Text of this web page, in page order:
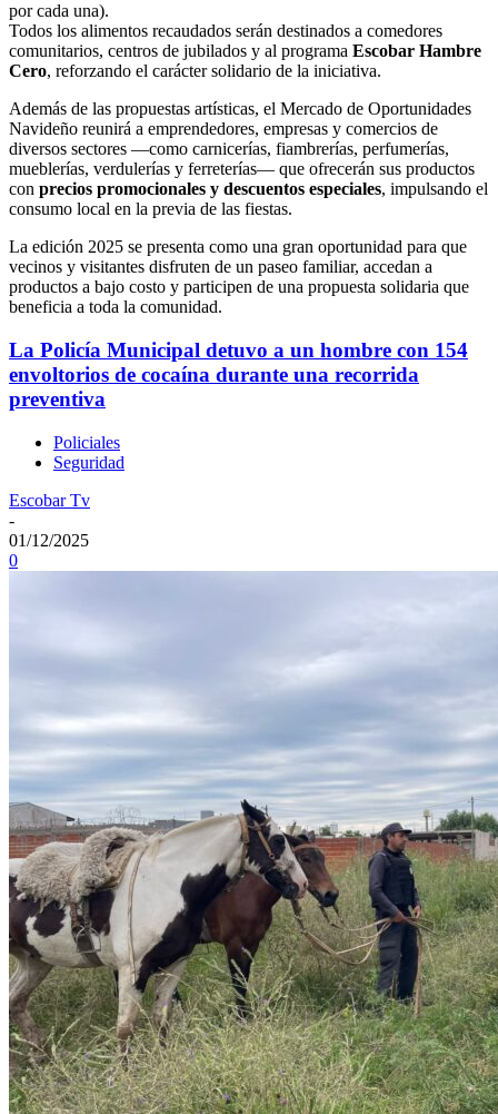
por cada una).
Todos los alimentos recaudados serán destinados a comedores
comunitarios, centros de jubilados y al programa Escobar Hambre
Cero, reforzando el carácter solidario de la iniciativa.
Además de las propuestas artísticas, el Mercado de Oportunidades
Navideño reunirá a emprendedores, empresas y comercios de
diversos sectores —como carnicerías, fiambrerías, perfumerías,
mueblerías, verdulerías y ferreterías— que ofrecerán sus productos
con precios promocionales y descuentos especiales, impulsando el
consumo local en la previa de las fiestas.
La edición 2025 se presenta como una gran oportunidad para que
vecinos y visitantes disfruten de un paseo familiar, accedan a
productos a bajo costo y participen de una propuesta solidaria que
beneficia a toda la comunidad.
La Policía Municipal detuvo a un hombre con 154
envoltorios de cocaína durante una recorrida
preventiva
Policiales
Seguridad
Escobar Tv
-
01/12/2025
0